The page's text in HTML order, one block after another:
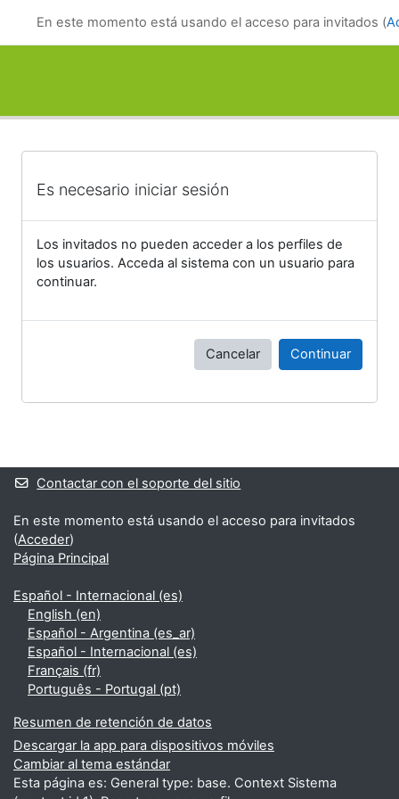
En este momento está usando el acceso para invitados (
Es necesario iniciar sesión
Los invitados no pueden acceder a los perfiles de
los usuarios. Acceda al sistema con un usuario para
continuar.
Cancelar Continuar
Bloques suplementarios
Contactar con el soporte del sitio
En este momento está usando el acceso para invitados
(Acceder)
Página Principal
Español - Internacional ‎(es)‎
English ‎(en)‎
Español - Argentina ‎(es_ar)‎
Español - Internacional ‎(es)‎
Français ‎(fr)‎
Português - Portugal ‎(pt)‎
Resumen de retención de datos
Descargar la app para dispositivos móviles
Cambiar al tema estándar
Esta página es: General type: base. Context Sistema